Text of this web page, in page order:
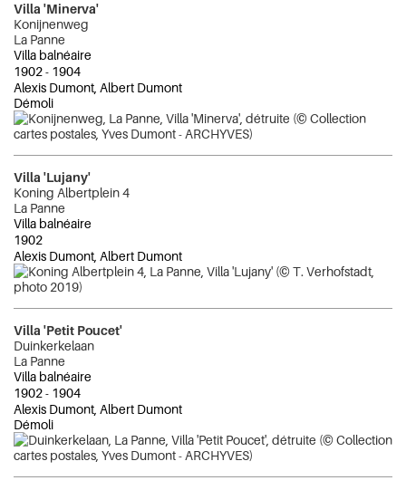
Villa 'Minerva'
Konijnenweg
La Panne
Villa balnéaire
1902- 1904
Alexis Dumont, Albert Dumont
Démoli
Villa 'Lujany'
Koning Albertplein 4
La Panne
Villa balnéaire
1902
Alexis Dumont, Albert Dumont
Villa 'Petit Poucet'
Duinkerkelaan
La Panne
Villa balnéaire
1902- 1904
Alexis Dumont, Albert Dumont
Démoli